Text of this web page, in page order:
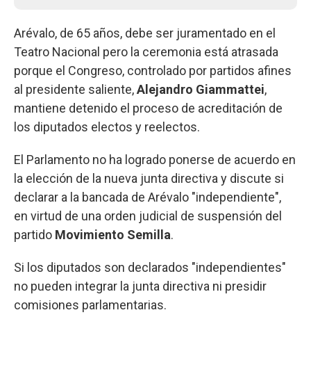
Arévalo, de 65 años, debe ser juramentado en el
Teatro Nacional pero la ceremonia está atrasada
porque el Congreso, controlado por partidos afines
al presidente saliente,Alejandro Giammattei,
mantiene detenido el proceso de acreditación de
los diputados electos y reelectos.
El Parlamento no ha logrado ponerse de acuerdo en
la elección de la nueva junta directiva y discute si
declarar a la bancada de Arévalo "independiente",
en virtud de una orden judicial de suspensión del
partido Movimiento Semilla.
Si los diputados son declarados "independientes"
no pueden integrar la junta directiva ni presidir
comisiones parlamentarias.